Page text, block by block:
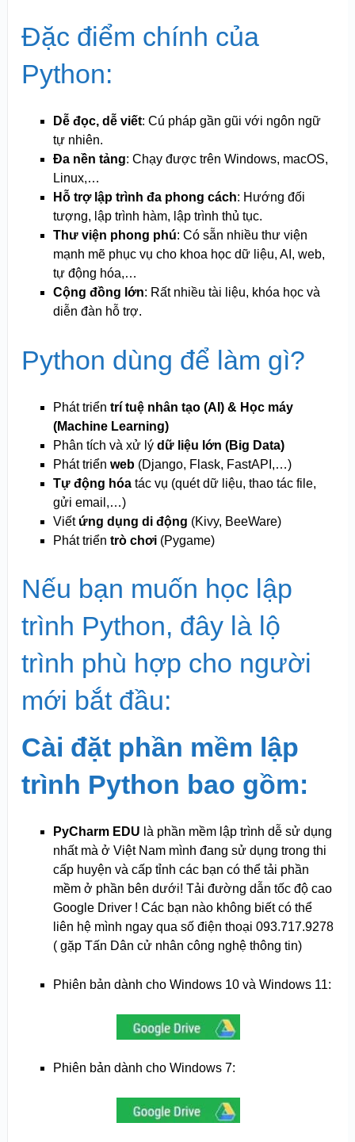
Đặc điểm chính của
Python:
Dễ đọc, dễ viết: Cú pháp gần gũi với ngôn ngữ
tự nhiên.
Đa nền tảng: Chạy được trên Windows, macOS,
Linux,…
Hỗ trợ lập trình đa phong cách: Hướng đối
tượng, lập trình hàm, lập trình thủ tục.
Thư viện phong phú: Có sẵn nhiều thư viện
mạnh mẽ phục vụ cho khoa học dữ liệu, AI, web,
tự động hóa,…
Cộng đồng lớn: Rất nhiều tài liệu, khóa học và
diễn đàn hỗ trợ.
Python dùng để làm gì?
Phát triển trí tuệ nhân tạo (AI) & Học máy
(Machine Learning)
Phân tích và xử lý dữ liệu lớn (Big Data)
Phát triển web(Django, Flask, FastAPI,…)
Tự động hóatác vụ (quét dữ liệu, thao tác file,
gửi email,…)
Viết ứng dụng di động (Kivy, BeeWare)
Phát triển trò chơi(Pygame)
Nếu bạn muốn học lập
trình Python, đây là lộ
trình phù hợp cho người
mới bắt đầu:
Cài đặt phần mềm lập
trình Python bao gồm:
PyCharmEDU là phần mềm lập trình dễ sử dụng
nhất mà ở Việt Nam mình đang sử dụng trong thi
cấp huyện và cấp tỉnh các bạn có thể tải phần
mềm ở phần bên dưới! Tải đường dẫn tốc độ cao
Google Driver ! Các bạn nào không biết có thể
liên hệ mình ngay qua số điện thoại 093.717.9278
( gặp Tấn Dân cử nhân công nghệ thông tin)
Phiên bản dành cho Windows 10 và Windows 11:
Phiên bản dành cho Windows 7: